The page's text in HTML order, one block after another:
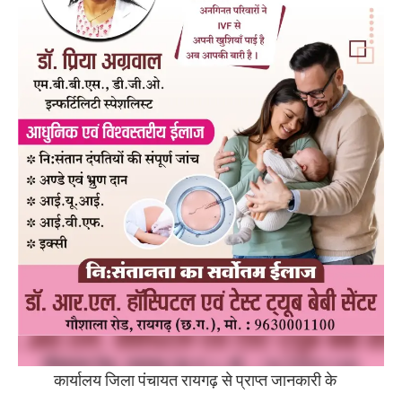
कार्यालय जिला पंचायत रायगढ़ से प्राप्त जानकारी के